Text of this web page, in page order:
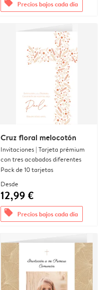
offers Precios bajos cada día
Cruz floral melocotón
Invitaciones | Tarjeta prémium
con tres acabados diferentes
Pack de 10 tarjetas
Desde
12,99 €
offers Precios bajos cada día